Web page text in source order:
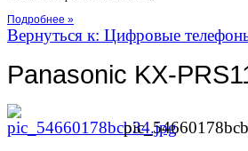
Подробнее »
Вернуться к: Цифровые
Panasonic KX-